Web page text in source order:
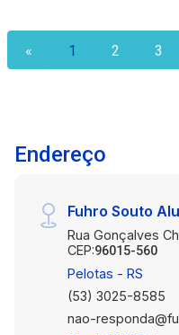
funcionalidade. 02
possibilidade de
proximidades ou até adaptar para
coração da cidade,
privilégio que você
Centro!
« 1 2 3
Endereço
Fuhro Souto
Rua Gonçalves
CEP:96015-560
Pelotas - RS
(53) 3025-8585
nao-